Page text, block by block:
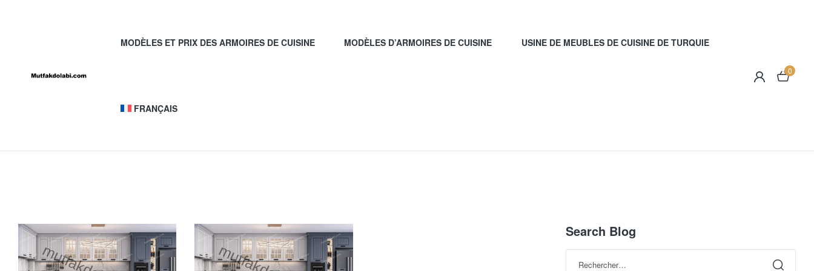
Modelleri
Mutfak
dolapları
modelleri
MODÈLES ET PRIX DES ARMOIRES DE CUISINE MODÈLES D’ARMOIRES DE CUISINE USINE DE MEUBLES DE CUISINE DE TURQUIE
FRANÇAIS
0
Search Blog